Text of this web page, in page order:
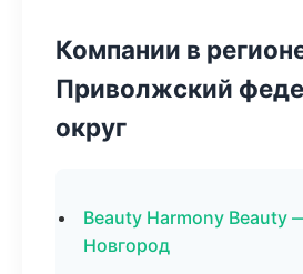
Компании в
Приволжский
округ
Beauty Harmony
Новгород